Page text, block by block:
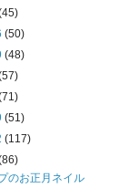
(50)
(48)
(51)
(117)
のお正月ネイル